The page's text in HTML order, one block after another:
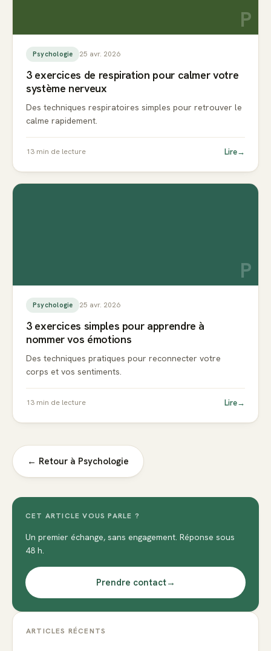
P
Psychologie 25 avr. 2026
3 exercices de respiration pour calmer votre
système nerveux
Des techniques respiratoires simples pour retrouver le
calme rapidement.
13 min de lecture Lire→
P
Psychologie 25 avr. 2026
3 exercices simples pour apprendre à
nommer vos émotions
Des techniques pratiques pour reconnecter votre
corps et vos sentiments.
13 min de lecture Lire→
← Retour à Psychologie
CET ARTICLE VOUS PARLE ?
Un premier échange, sans engagement. Réponse sous
48 h.
Prendre contact→
ARTICLES RÉCENTS